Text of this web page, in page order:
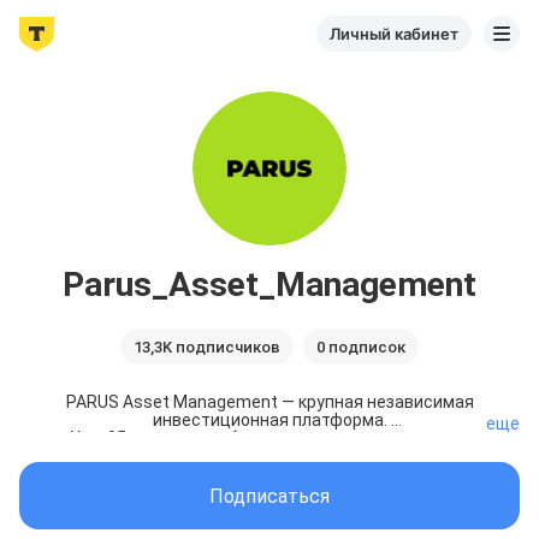
Личный кабинет
Parus_Asset_Management
13,3K подписчиков 0 подписок
PARUS Asset Management — крупная независимая
инвестиционная платформа.
Уже 25 лет мы приобретаем, управляем и строим
Соединяем хороших людей с хорошей
недвижимостью!
еще
Подписаться